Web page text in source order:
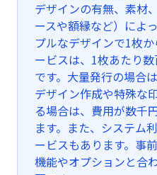
デザインの有無、素材
ースや額縁など）によ
プルなデザインで1枚
ービスは、1枚あたり
です。大量発行の場合
デザイン作成や特殊な
る場合は、費用が数千
ます。また、システム
ービスもあります。事
機能やオプションと合